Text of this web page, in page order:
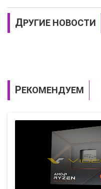
ДРУГИЕ НОВОСТИ
РЕКОМЕНДУЕМ